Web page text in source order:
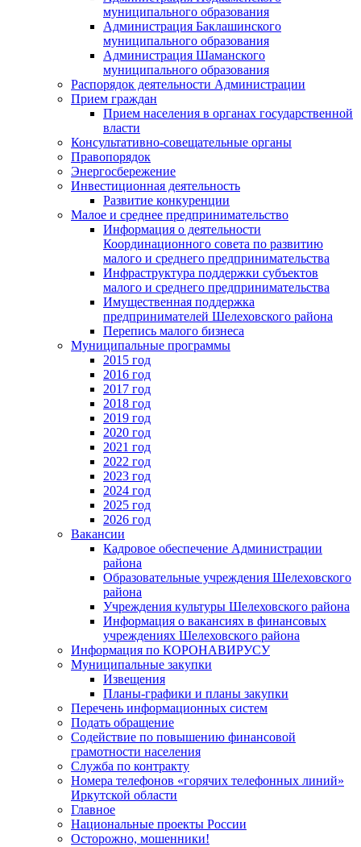
муниципального образования
Администрация Баклашинского
муниципального образования
Администрация Шаманского
муниципального образования
Распорядок деятельности Администрации
Прием граждан
Прием населения в органах государственной
власти
Консультативно-совещательные органы
Правопорядок
Энергосбережение
Инвестиционная деятельность
Развитие конкуренции
Малое и среднее предпринимательство
Информация о деятельности
Координационного совета по развитию
малого и среднего предпринимательства
Инфраструктура поддержки субъектов
малого и среднего предпринимательства
Имущественная поддержка
предпринимателей Шелеховского района
Перепись малого бизнеса
Муниципальные программы
2015 год
2016 год
2017 год
2018 год
2019 год
2020 год
2021 год
2022 год
2023 год
2024 год
2025 год
2026 год
Вакансии
Кадровое обеспечение Администрации
района
Образовательные учреждения Шелеховского
района
Учреждения культуры Шелеховского района
Информация о вакансиях в финансовых
учреждениях Шелеховского района
Информация по КОРОНАВИРУСУ
Муниципальные закупки
Извещения
Планы-графики и планы закупки
Перечень информационных систем
Подать обращение
Содействие по повышению финансовой
грамотности населения
Служба по контракту
Номера телефонов «горячих телефонных линий»
Иркутской области
Главное
Национальные проекты России
Осторожно, мошенники!